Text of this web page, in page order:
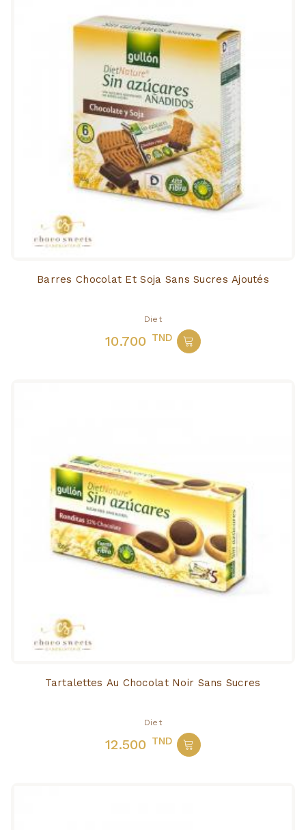
Barres Chocolat Et Soja Sans Sucres Ajoutés
Diet
10.700 TND
Tartalettes Au Chocolat Noir Sans Sucres
Diet
12.500 TND